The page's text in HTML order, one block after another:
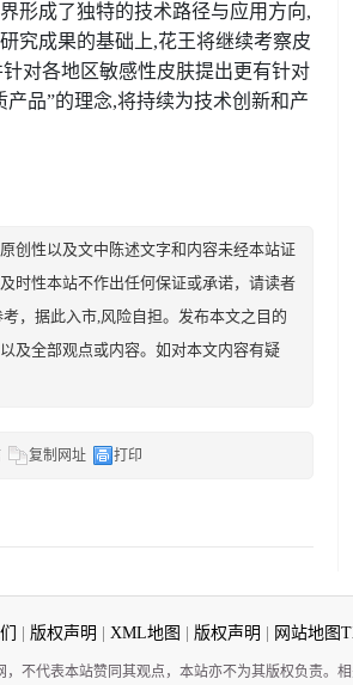
形成了独特的技术路径与应用方向,
究成果的基础上,花王将继续考察皮
对各地区敏感性皮肤提出更有针对
品”的理念,将持续为技术创新和产
创性以及文中陈述文字和内容未经本站证
时性本站不作出任何保证或承诺，请读者
，据此入市,风险自担。发布本文之目的
及全部观点或内容。如对本文内容有疑
复制网址 打印
版权声明 XML地图 版权声明 网站地图
不代表本站赞同其观点，本站亦不为其版权负责。